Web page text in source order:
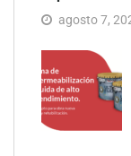
agosto 7,